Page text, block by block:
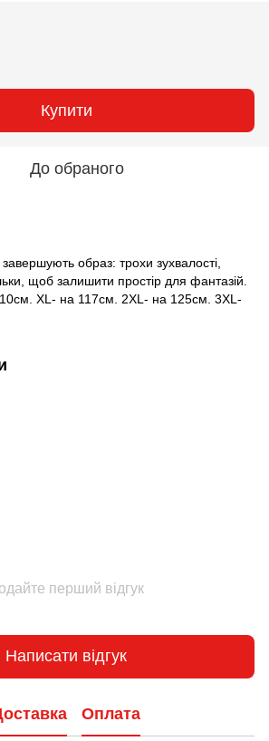
Купити
До обраного
образ: трохи зухвалості,
щоб залишити простір для фантазій.
XL- на 117см. 2XL- на 125см. 3XL-
перший відгук
Написати відгук
Оплата